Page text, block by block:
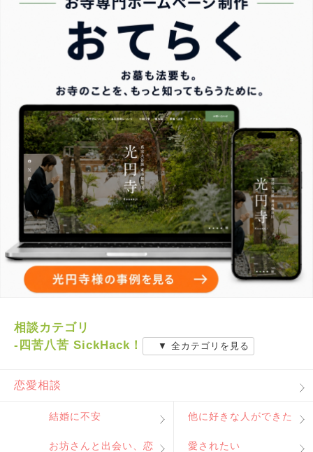
相談カテゴリ
-四苦八苦 SickHack！
▼ 全カテゴリを見る
恋愛相談
結婚に不安 他に好きな人ができた
お坊さんと出会い、恋
愛されたい